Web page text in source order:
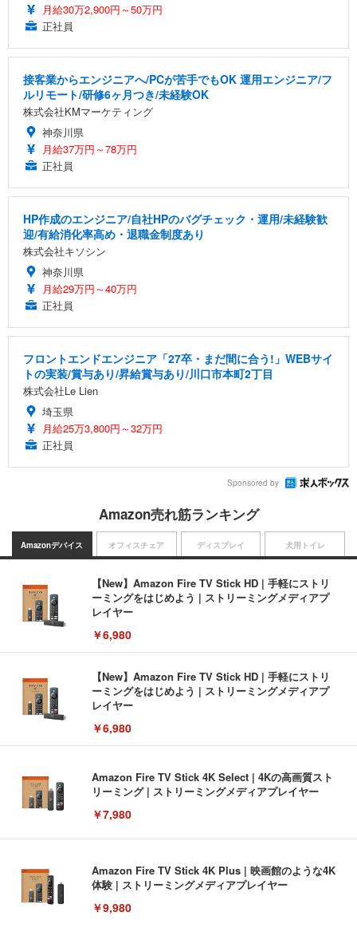
月給30万2,900円～50万円
正社員
接客業からエンジニアへ/PCが苦手でもOK 運用エンジニア/フ
ルリモート/研修6ヶ月つき/未経験OK
株式会社KMマーケティング
神奈川県
月給37万円～78万円
正社員
HP作成のエンジニア/自社HPのバグチェック・運用/未経験歓
迎/有給消化率高め・退職金制度あり
株式会社キソシン
神奈川県
月給29万円～40万円
正社員
フロントエンドエンジニア「27卒・まだ間に合う!」WEBサイ
トの実装/賞与あり/昇給賞与あり/川口市本町2丁目
株式会社Le Lien
埼玉県
月給25万3,800円～32万円
正社員
Sponsored by
Amazon売れ筋ランキング
Amazonデバイス
【New】Amazon Fire TV Stick HD | 手軽にストリ
ーミングをはじめよう | ストリーミングメディアプ
レイヤー
￥6,980
【New】Amazon Fire TV Stick HD | 手軽にストリ
ーミングをはじめよう | ストリーミングメディアプ
レイヤー
￥6,980
Amazon Fire TV Stick 4K Select | 4Kの高画質スト
リーミング | ストリーミングメディアプレイヤー
￥7,980
Amazon Fire TV Stick 4K Plus | 映画館のような4K
体験 | ストリーミングメディアプレイヤー
￥9,980
オフィスチェア ディスプレイ 犬用トイレ